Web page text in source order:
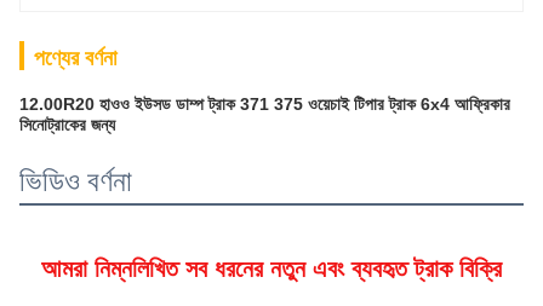
পণ্যের বর্ণনা
12.00R20 হাওও ইউসড ডাম্প ট্রাক 371 375 ওয়েচাই টিপার ট্রাক 6x4 আফ্রিকার
সিনোট্রাকের জন্য
ভিডিও বর্ণনা
আমরা নিম্নলিখিত সব ধরনের নতুন এবং ব্যবহৃত ট্রাক বিক্রি